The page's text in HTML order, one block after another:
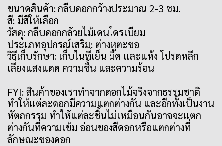
ขนาดสินค้า: กลีบดอกกว้างประมาณ 2-3 ซม.
สี: มีสีให้เลือก
วัสดุ: กลีบดอกกล้วยไม้เดนโดรเบียม
ประเภทอุปกรณ์เสริม: ต่างหูตะขอ
วิธีเก็บรักษา: เก็บในที่เย็น มืด และแห้ง โปรดหลีก
เลี่ยงแสงแดด ความชื้น และความร้อน
FYI: สินค้าของเราทำจากดอกไม้จริงจากธรรมชาติ
ทำให้แต่ละดอกมีความแตกต่างกัน และอีกทั้งเป็นงาน
หัตถกรรม ทำให้แต่ละชิ้นไม่เหมือนกันอาจจะแตก
ต่างกันที่ความเข้ม อ่อนของสีดอกหรือแตกต่างที่
ลักษณะของดอก